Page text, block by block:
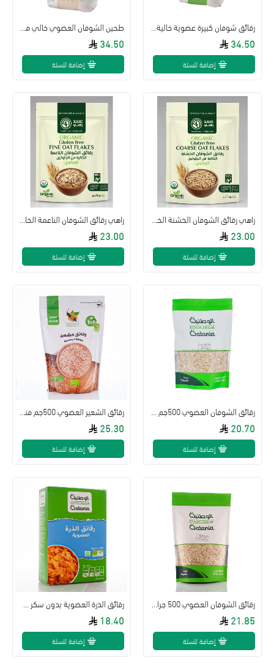
34.50
إضافة للسلة
34.50
إضافة للسلة
23.00
إضافة للسلة
23.00
إضافة للسلة
20.70
إضافة للسلة
25.30
إضافة للسلة
21.85
إضافة للسلة
18.40
إضافة للسلة